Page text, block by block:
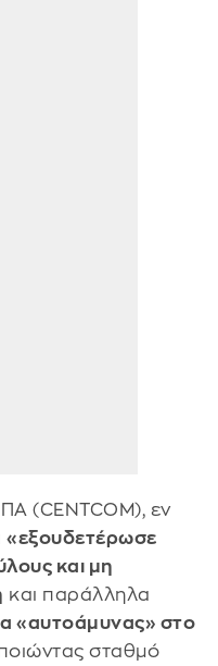
(CENTCOM), εν
«εξουδετέρωσε
και μη
και παράλληλα
«αυτοάμυνας» στο
σταθμό